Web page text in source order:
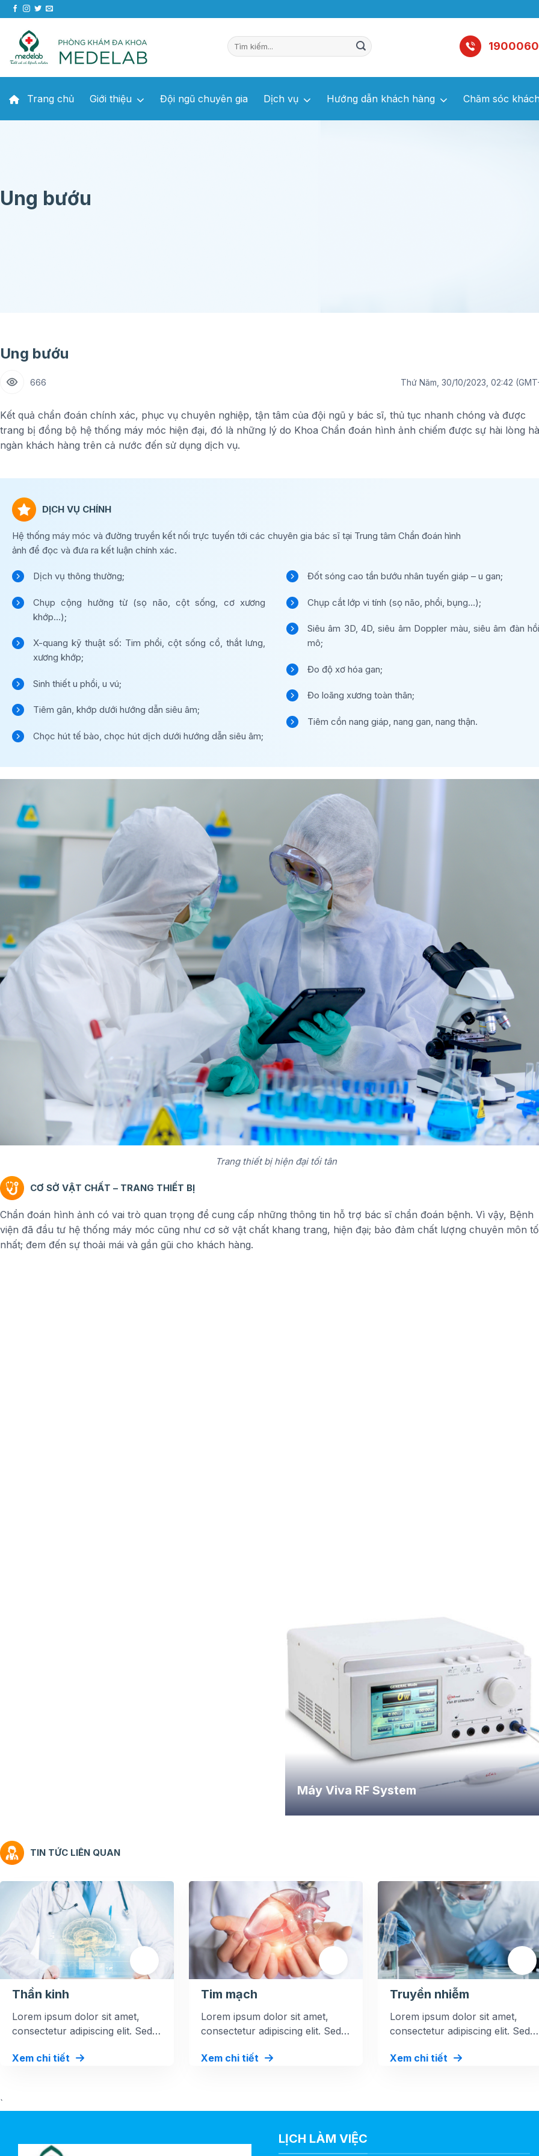
Chuyển
đến
dung
Trang chủ Giới thiệu Đội ngũ chuyên gia Dịch vụ Hướng dẫn khách hàng Chăm sóc
Ung bướu
Ung bướu
666 Thứ Năm, 30/10/2023, 02:42
Kết quả chẩn đoán chính xác, phục vụ chuyên nghiệp, tận tâm của đội ngũ y bác sĩ, thủ tục nhanh chóng và được
trang bị đồng bộ hệ thống máy móc hiện đại, đó là những lý do Khoa Chẩn đoán hình ảnh chiếm được sự hài lòng
ngàn khách hàng trên cả nước đến sử dụng dịch vụ.
DỊCH VỤ CHÍNH
Hệ thống máy móc và đường truyền kết nối trực tuyến tới các chuyên gia bác sĩ tại Trung tâm Chẩn đoán hình
ảnh để đọc và đưa ra kết luận chính xác.
Dịch vụ thông thường;
Chụp cộng hưởng từ (sọ não, cột sống, cơ xương
khớp…);
X-quang kỹ thuật số: Tim phổi, cột sống cổ, thắt lưng,
xương khớp;
Sinh thiết u phổi, u vú;
Tiêm gân, khớp dưới hướng dẫn siêu âm;
Chọc hút tế bào, chọc hút dịch dưới hướng dẫn siêu âm;
Đốt sóng cao tần bướu nhân tuyến giáp – u gan;
Chụp cắt lớp vi tính (sọ não, phổi, bụng…);
Siêu âm 3D, 4D, siêu âm Doppler màu, siêu âm đàn hồi
mô;
Đo độ xơ hóa gan;
Đo loãng xương toàn thân;
Tiêm cồn nang giáp, nang gan, nang thận.
Trang thiết bị hiện đại tối tân
CƠ SỞ VẬT CHẤT – TRANG THIẾT BỊ
Chẩn đoán hình ảnh có vai trò quan trọng để cung cấp những thông tin hỗ trợ bác sĩ chẩn đoán bệnh. Vì vậy, Bệnh
viện đã đầu tư hệ thống máy móc cũng như cơ sở vật chất khang trang, hiện đại; bảo đảm chất lượng chuyên môn
nhất; đem đến sự thoải mái và gần gũi cho khách hàng.
Máy chụp Cộng hưởng từ (MRI)
Máy chụp cắt lớp vi tính (hay còn gọi là
Máy Viva RF System
TIN TỨC LIÊN QUAN
Thần kinh
Lorem ipsum dolor sit amet,
consectetur adipiscing elit. Sed
magna.
Xem chi tiết
Tim mạch
Lorem ipsum dolor sit amet,
consectetur adipiscing elit. Sed
magna.
Xem chi tiết
Truyền nhiễm
Lorem ipsum dolor sit amet,
consectetur adipiscing elit. Sed
magna.
Xem chi tiết
`
LỊCH LÀM VIỆC